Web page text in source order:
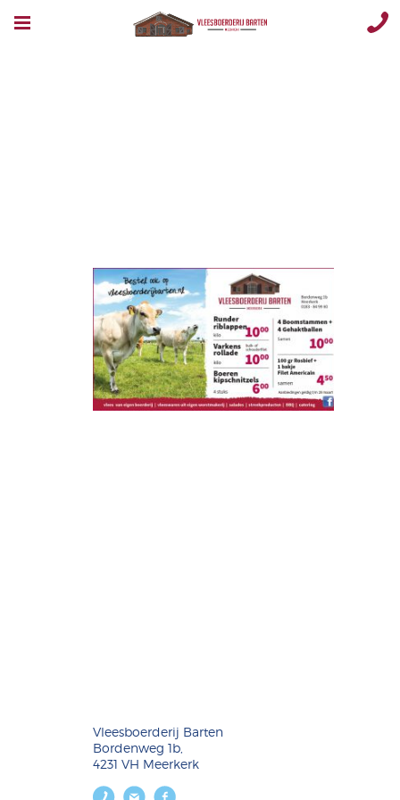
Vleesboerderij Barten
Bordenweg 1b,
4231 VH Meerkerk